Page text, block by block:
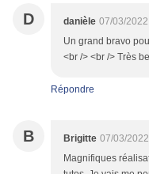
D danièle 07/03/
Un grand bravo
<br /> <br /> Très
Répondre
B Brigitte 07/03/
Magnifiques